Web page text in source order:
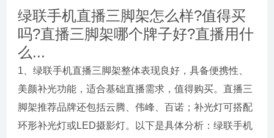
绿联手机直播三脚架怎么样?值得买
吗?直播三脚架哪个牌子好?直播用什
么...
1、绿联手机直播三脚架整体表现良好，具备便携性、
美颜补光功能，适合基础直播需求，值得购买。直播三
脚架推荐品牌还包括云腾、伟峰、百诺；补光灯可搭配
环形补光灯或LED摄影灯。以下是具体分析：绿联手机